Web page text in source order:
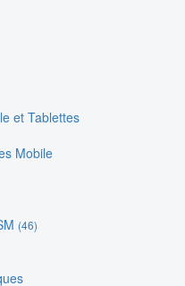
et Tablettes
Mobile
(46)